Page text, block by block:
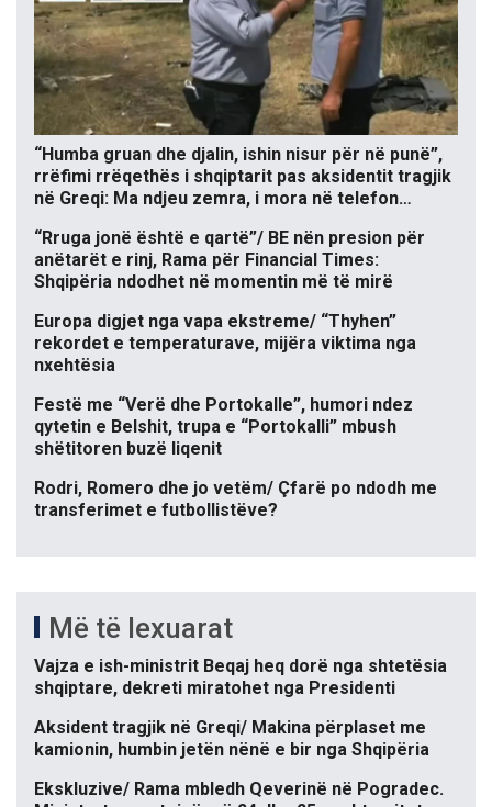
“Humba gruan dhe djalin, ishin nisur për në punë”,
rrëfimi rrëqethës i shqiptarit pas aksidentit tragjik
në Greqi: Ma ndjeu zemra, i mora në telefon…
“Rruga jonë është e qartë”/ BE nën presion për
anëtarët e rinj, Rama për Financial Times:
Shqipëria ndodhet në momentin më të mirë
Europa digjet nga vapa ekstreme/ “Thyhen”
rekordet e temperaturave, mijëra viktima nga
nxehtësia
Festë me “Verë dhe Portokalle”, humori ndez
qytetin e Belshit, trupa e “Portokalli” mbush
shëtitoren buzë liqenit
Rodri, Romero dhe jo vetëm/ Çfarë po ndodh me
transferimet e futbollistëve?
Më të lexuarat
Vajza e ish-ministrit Beqaj heq dorë nga shtetësia
shqiptare, dekreti miratohet nga Presidenti
Aksident tragjik në Greqi/ Makina përplaset me
kamionin, humbin jetën nënë e bir nga Shqipëria
Ekskluzive/ Rama mbledh Qeverinë në Pogradec.